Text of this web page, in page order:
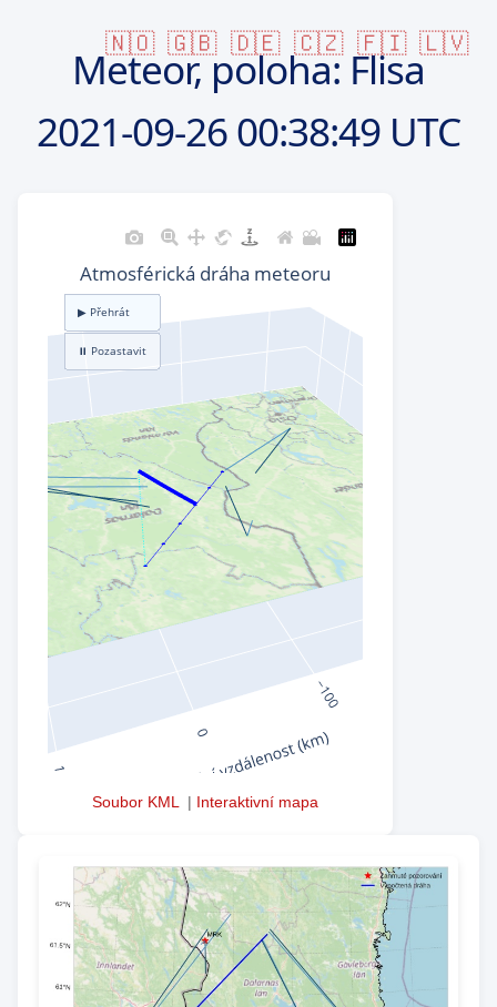
🇳🇴 🇬🇧 🇩🇪 🇨🇿 🇫🇮 🇱🇻
Meteor, poloha: Flisa
2021-09-2600:38:49 UTC
Soubor KML | Interaktivní mapa